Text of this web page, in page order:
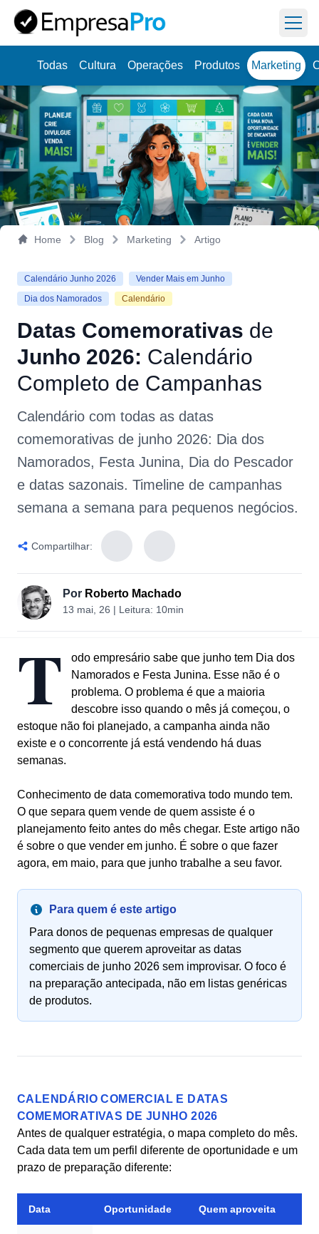
Todas Cultura Operações Produtos Marketing
Você ganhougrátis um diagnóstico
empresarial online.
Resgatar
Home Blog Marketing Artigo
Calendário Junho 2026
Vender Mais em Junho
Dia dos Namorados
Calendário
Datas Comemorativas de
Junho 2026: Calendário
Completo de Campanhas
Calendário com todas as datas
comemorativas de junho 2026: Dia dos
Namorados, Festa Junina, Dia do Pescador
e datas sazonais. Timeline de campanhas
semana a semana para pequenos negócios.
Compartilhar:
Por Roberto Machado
13 mai, 26 | Leitura: 10min
T
odo empresário sabe que junho tem Dia dos
Namorados e Festa Junina. Esse não é o
problema. O problema é que a maioria
descobre isso quando o mês já começou, o
estoque não foi planejado, a campanha ainda não
existe e o concorrente já está vendendo há duas
semanas.
Conhecimento de data comemorativa todo mundo tem.
O que separa quem vende de quem assiste é o
planejamento feito antes do mês chegar. Este artigo não
é sobre o que vender em junho. É sobre o que fazer
agora, em maio, para que junho trabalhe a seu favor.
Para quem é este artigo
Para donos de pequenas empresas de qualquer
segmento que querem aproveitar as datas
comerciais de junho 2026 sem improvisar. O foco é
na preparação antecipada, não em listas genéricas
de produtos.
CALENDÁRIO COMERCIAL E DATAS
COMEMORATIVAS DE JUNHO 2026
Antes de qualquer estratégia, o mapa completo do mês.
Cada data tem um perfil diferente de oportunidade e um
prazo de preparação diferente:
Data Oportunidade Quem aproveita